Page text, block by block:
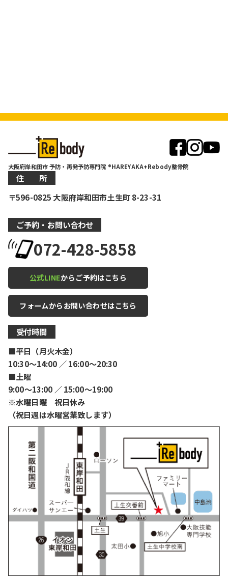
大阪府岸和田市 予防・再発予防専門院 ®HAREYAKA+Rebody整骨院
住 所
〒596-0825 大阪府岸和田市土生町 8-23-31
ご予約・お問い合わせ
072-428-5858
公式LINEからご予約はこちら
フォームからお問い合わせはこちら
受付時間
■平日（月火木金）
10:30〜14:00 ／ 16:00〜20:30
■土曜
9:00〜13:00 ／ 15:00〜19:00
※水曜日曜 祝日休み
（祝日週は水曜営業致します）